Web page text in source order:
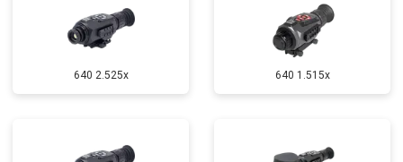
640 2.525x 640 1.515x